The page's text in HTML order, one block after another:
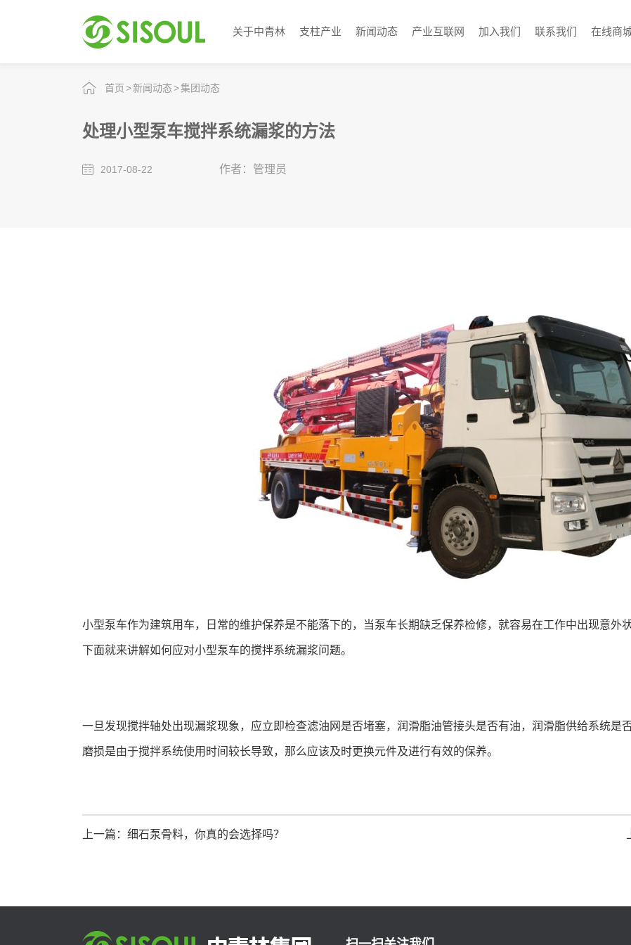
关于中青林 支柱产业 新闻动态 产业互联网 加入我们 联系我们 在线商
首页 新闻动态 集团动态
处理小型泵车搅拌系统漏浆的方法
2017-08-22 作者：管理员
小型泵车作为建筑用车，日常的维护保养是不能落下的，当泵车长期缺乏保养检修，就容易在工作中出现意外
下面就来讲解如何应对小型泵车的搅拌系统漏浆问题。
一旦发现搅拌轴处出现漏浆现象，应立即检查滤油网是否堵塞，润滑脂油管接头是否有油，润滑脂供给系统是
磨损是由于搅拌系统使用时间较长导致，那么应该及时更换元件及进行有效的保养。
上一篇：细石泵骨料，你真的会选择吗？